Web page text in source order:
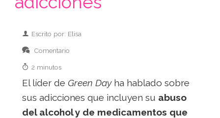
Escrito por: Elisa
Comentario
2 minutos
El líder de Green Dayha hablado sobre
sus adicciones que incluyen su abuso
del alcohol y de medicamentos que